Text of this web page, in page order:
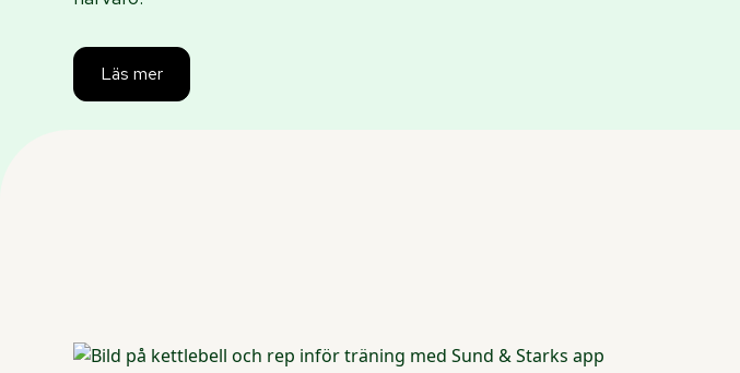
Läs mer